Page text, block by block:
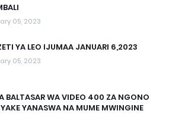
05, 2023
YA LEO IJUMAA JANUARI 6,2023
05, 2023
BALTASAR WA VIDEO 400 ZA NGONO
YANASWA NA MUME MWINGINE